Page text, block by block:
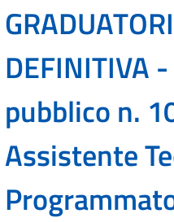
DEFINITIVA
pubblico n.
Assistente